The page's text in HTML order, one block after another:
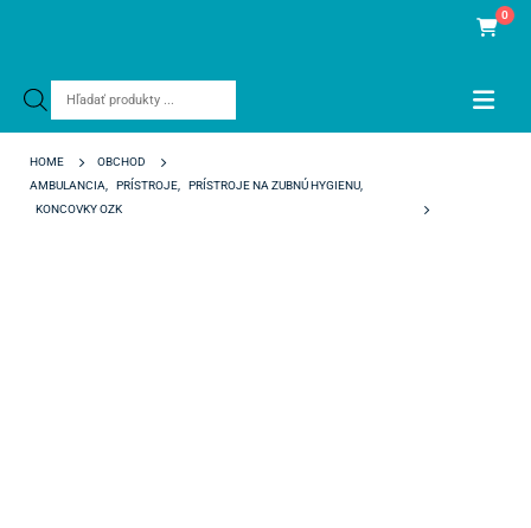
Products
0
HOME
OBCHOD
AMBULANCIA
PRÍSTROJE PRÍSTROJE NA ZUBNÚ HYGIENU
KONCOVKY OZK